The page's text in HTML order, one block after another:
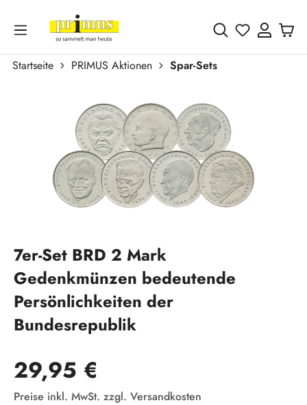
Zum Hauptinhalt springen
Du hast 0
Startseite PRIMUS Aktionen
Spar-Sets
7er-Set BRD 2 Mark
Gedenkmünzen bedeutende
Persönlichkeiten der
Bundesrepublik
Regulärer Preis:
29,95 €
Preise inkl. MwSt. zzgl. Versandkosten